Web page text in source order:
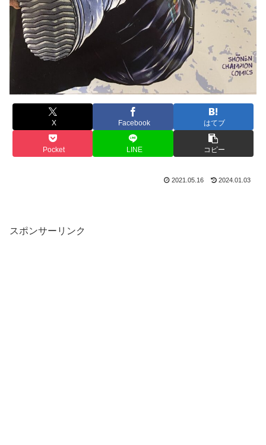
X Facebook はてブ
Pocket LINE コピー
2021.05.16 2024.01.03
スポンサーリンク